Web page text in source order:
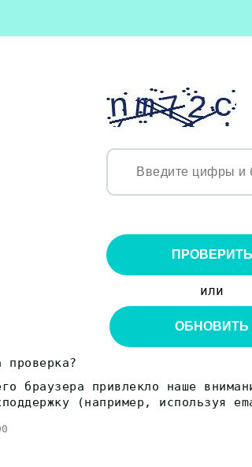
ПРОВЕРИТЬ
или
ОБНОВИТЬ
проверка?
браузера привлекло наше
(например, используя